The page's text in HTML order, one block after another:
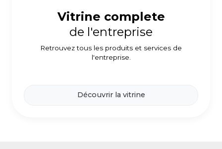
Vitrine complete
de l'entreprise
Retrouvez tous les produits et services de
l'entreprise.
Découvrir la vitrine